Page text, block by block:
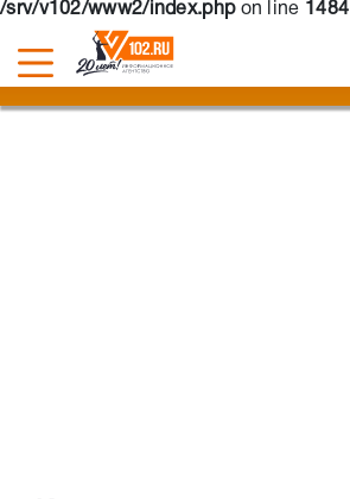
/srv/v102/www2/index.phpon line 1484